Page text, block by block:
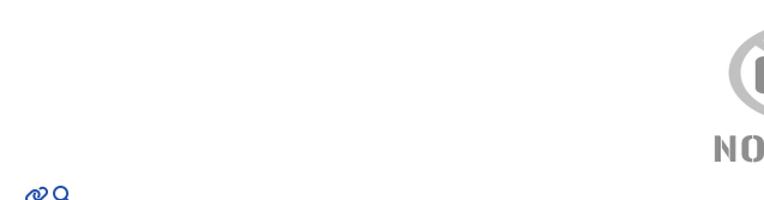
MOD_JTCS_VIEW_ARTICLE_LINK